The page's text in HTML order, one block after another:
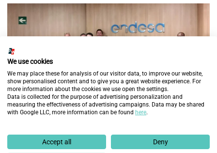
We use cookies
We may place these for analysis of our visitor data, to improve our website,
show personalised content and to give you a great website experience. For
more information about the cookies we use open the settings.
Data is collected for the purpose of advertising personalization and
measuring the effectiveness of advertising campaigns. Data may be shared
with Google LLC, more information can be found here.
Accept all Deny